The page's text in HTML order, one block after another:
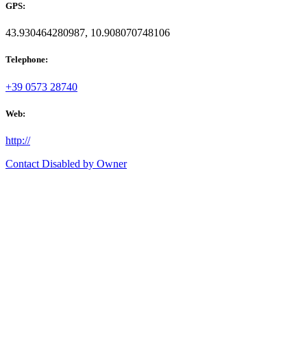
GPS:
43.930464280987, 10.908070748106
Telephone:
+39 0573 28740
Web:
http://
Contact Disabled by Owner